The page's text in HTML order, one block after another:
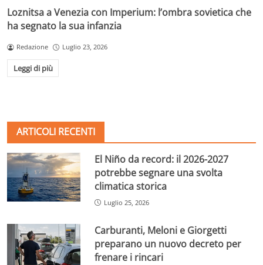
Loznitsa a Venezia con Imperium: l’ombra sovietica che
ha segnato la sua infanzia
Redazione Luglio 23, 2026
Leggi di più
ARTICOLI RECENTI
El Niño da record: il 2026-2027
potrebbe segnare una svolta
climatica storica
Luglio 25, 2026
Carburanti, Meloni e Giorgetti
preparano un nuovo decreto per
frenare i rincari